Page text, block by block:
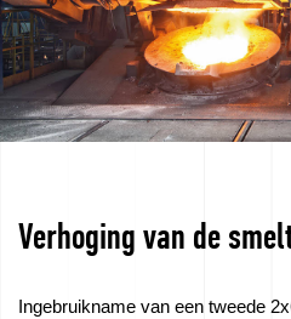
nu!
We
verkopen
EU-
subsidies
Verhoging van de
Ingebruikname van een tweede